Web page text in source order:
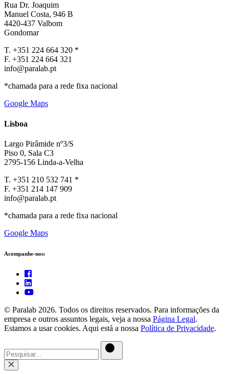
Rua Dr. Joaquim
Manuel Costa, 946 B
4420-437 Valbom
Gondomar
T. +351 224 664 320 *
F. +351 224 664 321
info@paralab.pt
*chamada para a rede fixa nacional
Google Maps
Lisboa
Largo Pirâmide nº3/S
Piso 0, Sala C3
2795-156 Linda-a-Velha
T. +351 210 532 741 *
F. +351 214 147 909
info@paralab.pt
*chamada para a rede fixa nacional
Google Maps
Acompanhe-nos:
© Paralab 2026. Todos os direitos reservados. Para informações da
empresa e outros assuntos legais, veja a nossa Página Legal.
Estamos a usar cookies. Aqui está a nossa Política de Privacidade.